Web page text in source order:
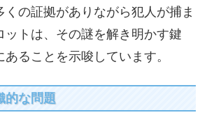
くの証拠がありながら犯人が捕ま
ットは、その謎を解き明かす鍵
ることを示唆しています。
的な問題